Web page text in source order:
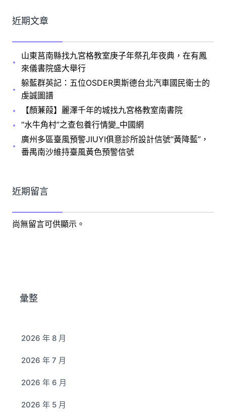
近期文章
山東莒南縣找九宮格教室庚子年祭孔年夜典，在有鳳
來儀書院盛大舉行
躲藍群英記：五位OSDER奧斯德台北汽車國民衛士的
虔誠圖譜
【顏蒹葭】麗澤千年的城找九宮格教室南書院
“水牛角村”之查包養行情變_中國網
廣州多區臺風預警JIUYI俱意診所設計信號“黃降藍”，
番禺南沙維持臺風黃色預警信號
近期留言
尚無留言可供顯示。
彙整
2026 年 8 月
2026 年 7 月
2026 年 6 月
2026 年 5 月